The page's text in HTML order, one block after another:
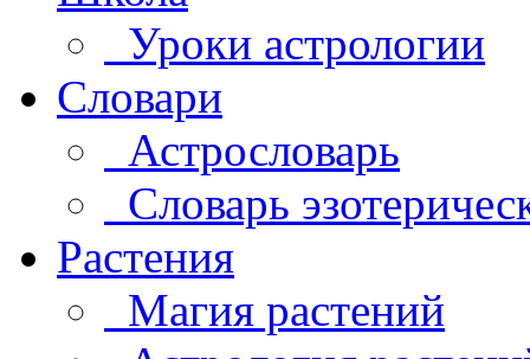
Уроки астрологии
Словари
Астрословарь
Словарь
Растения
Магия растений